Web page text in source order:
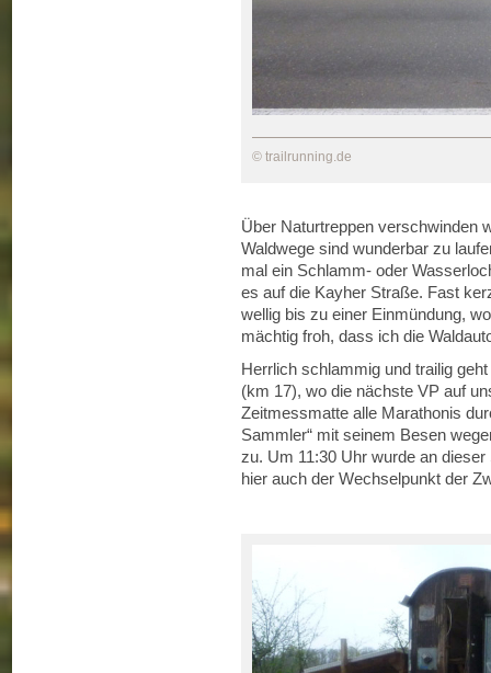
© trailrunning.de
Über Naturtreppen verschwinden
Waldwege sind wunderbar zu
mal ein Schlamm- oder
es auf die Kayher Straße. Fast
wellig bis zu einer Einmündung,
mächtig froh, dass ich die
Herrlich schlammig und trailig
(km 17), wo die nächste VP auf
Zeitmessmatte alle Marathonis
Sammler“ mit seinem Besen
zu. Um 11:30 Uhr wurde an
hier auch der Wechselpunkt der